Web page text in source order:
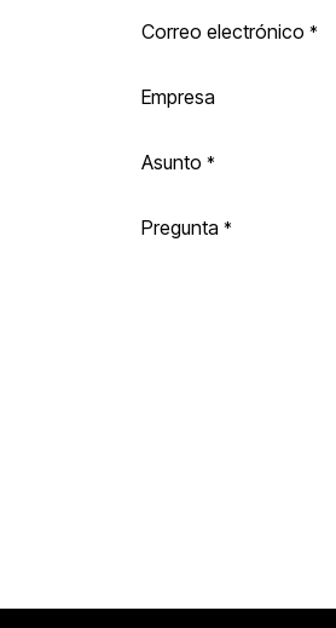
Correo electrónico *
Empresa
Asunto *
Pregunta *